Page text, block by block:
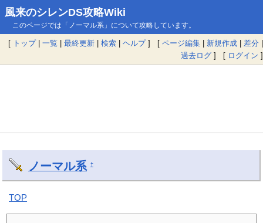
風来のシレンDS攻略Wiki
このページでは「ノーマル系」について攻略しています。
[ トップ| 一覧 | 最終更新 | 検索 | ヘルプ] [ ページ編集 | 新規作成 | 差分 |
過去ログ ] [ ログイン ]
ノーマル系 †
TOP